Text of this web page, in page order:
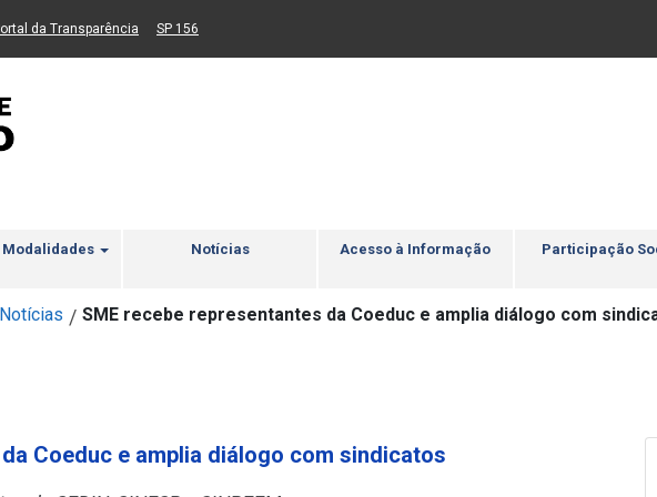
2 Ir para busca Ir para rodapé
sítio)
para um novo sítio)
da Transparência (Link para um novo sítio)
SP 156
Modalidades Notícias Acesso à Informação Participação
Notícias / SME recebe representantes da Coeduc e amplia diálogo com
Coeduc e amplia diálogo com sindicatos